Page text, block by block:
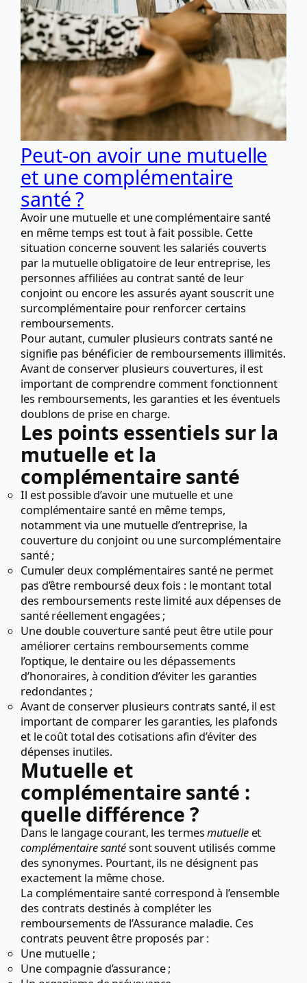
Peut-on avoir une mutuelle
et une complémentaire
santé ?
Avoir une mutuelle et une complémentaire santé
en même temps est tout à fait possible. Cette
situation concerne souvent les salariés couverts
par la mutuelle obligatoire de leur entreprise, les
personnes affiliées au contrat santé de leur
conjoint ou encore les assurés ayant souscrit une
surcomplémentaire pour renforcer certains
remboursements.
Pour autant, cumuler plusieurs contrats santé ne
signifie pas bénéficier de remboursements illimités.
Avant de conserver plusieurs couvertures, il est
important de comprendre comment fonctionnent
les remboursements, les garanties et les éventuels
doublons de prise en charge.
Les points essentiels sur la
mutuelle et la
complémentaire santé
Il est possible d’avoir une mutuelle et une
complémentaire santé en même temps,
notamment via une mutuelle d’entreprise, la
couverture du conjoint ou une surcomplémentaire
santé ;
Cumuler deux complémentaires santé ne permet
pas d’être remboursé deux fois : le montant total
des remboursements reste limité aux dépenses de
santé réellement engagées ;
Une double couverture santé peut être utile pour
améliorer certains remboursements comme
l’optique, le dentaire ou les dépassements
d’honoraires, à condition d’éviter les garanties
redondantes ;
Avant de conserver plusieurs contrats santé, il est
important de comparer les garanties, les plafonds
et le coût total des cotisations afin d’éviter des
dépenses inutiles.
Mutuelle et
complémentaire santé :
quelle différence ?
Dans le langage courant, les termesmutuelleet
complémentaire santésont souvent utilisés comme
des synonymes. Pourtant, ils ne désignent pas
exactement la même chose.
La complémentaire santé correspond à l’ensemble
des contrats destinés à compléter les
remboursements de l’Assurance maladie. Ces
contrats peuvent être proposés par :
Une mutuelle ;
Une compagnie d’assurance ;